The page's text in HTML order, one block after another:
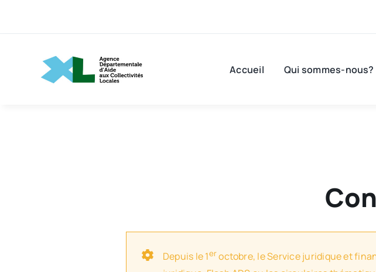
Accueil Qui sommes-nous?
Depuis le 1eroctobre, le Service juridique et